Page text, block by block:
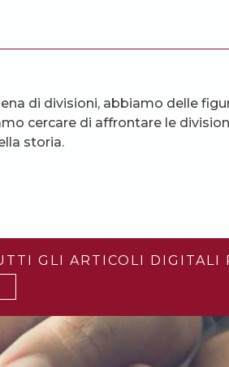
di divisioni, abbiamo delle
cercare di affrontare le
storia.
GLI ARTICOLI DIGITALI